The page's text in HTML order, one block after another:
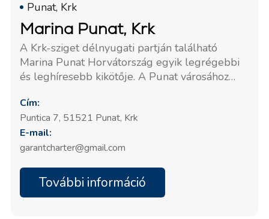
Punat, Krk
Marina Punat, Krk
A Krk-sziget délnyugati partján található
Marina Punat Horvátország egyik legrégebbi
és leghíresebb kikötője. A Punat városához
helyezkedik el, kiváló menedéket nyújtva.
Megbízható tengeri bázisként szolgál az
Adriai-tenger utazói számára. A kikötő több
mint 850 tengeri kikötőhellyel rendelkezik, és
karbantartást, a biztonságot és a modern
kényelmi szolgáltatásokat, mind a magánhajó-
Cím:
Puntica 7, 51521 Punat, Krk
E-mail:
garantcharter@gmail.com
További információ